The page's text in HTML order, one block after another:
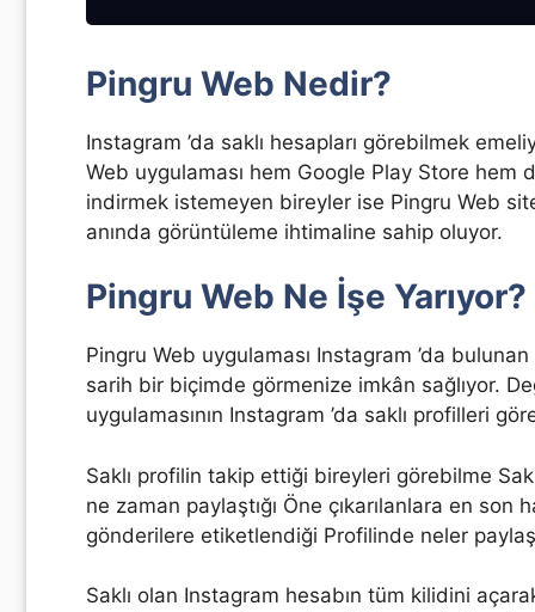
Pingru Web Nedir?
Instagram ’da saklı hesapları görebilmek
Web uygulaması hem Google Play Store
indirmek istemeyen bireyler ise Pingru Web
anında görüntüleme ihtimaline sahip oluyor.
Pingru Web Ne İşe Yarıyor?
Pingru Web uygulaması Instagram ’da
sarih bir biçimde görmenize imkân sağlıyor.
uygulamasının Instagram ’da saklı profilleri
Saklı profilin takip ettiği bireyleri görebilme
ne zaman paylaştığı Öne çıkarılanlara en
gönderilere etiketlendiği Profilinde neler
Saklı olan Instagram hesabın tüm kilidini